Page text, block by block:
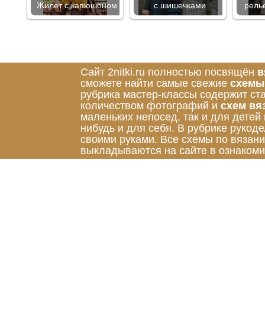
Жилет с капюшоном
с шишечками
Сайт 2nitki.ru полностью посвящён
сможете найти самые свежие схемы
рубрика мастер-классы содержит
количеством фотографий и схем
маленьких непосед, так и для
нибудь и для себя. В рубрике
своими руками. Все схемы по
выкладываются на сайте в